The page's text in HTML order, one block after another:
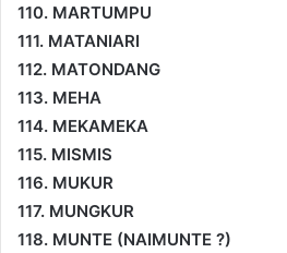
110. MARTUMPU
111. MATANIARI
112. MATONDANG
113. MEHA
114. MEKAMEKA
115. MISMIS
116. MUKUR
117. MUNGKUR
118. MUNTE (NAIMUNTE ?)